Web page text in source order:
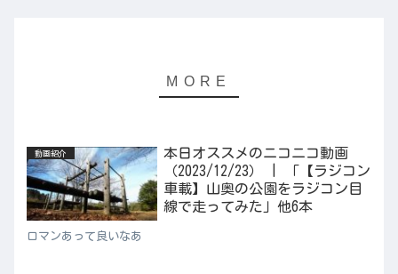
動画紹介
本日オススメのニコニコ動画
（2023/12/23） | 「【ラジコン
車載】山奥の公園をラジコン目
線で走ってみた」他6本
ロマンあって良いなあ